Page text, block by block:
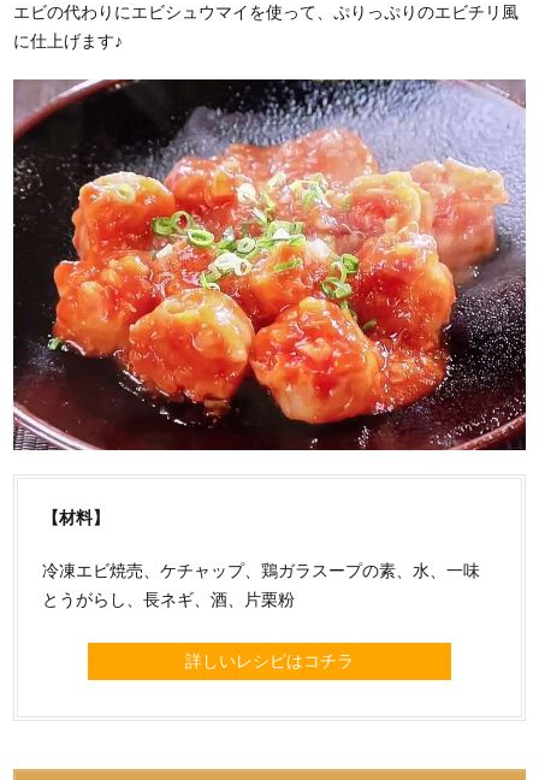
エビの代わりにエビシュウマイを使って、ぷりっぷりのエビチリ風
に仕上げます♪
【材料】
冷凍エビ焼売、ケチャップ、鶏ガラスープの素、水、一味
とうがらし、長ネギ、酒、片栗粉
詳しいレシピはコチラ